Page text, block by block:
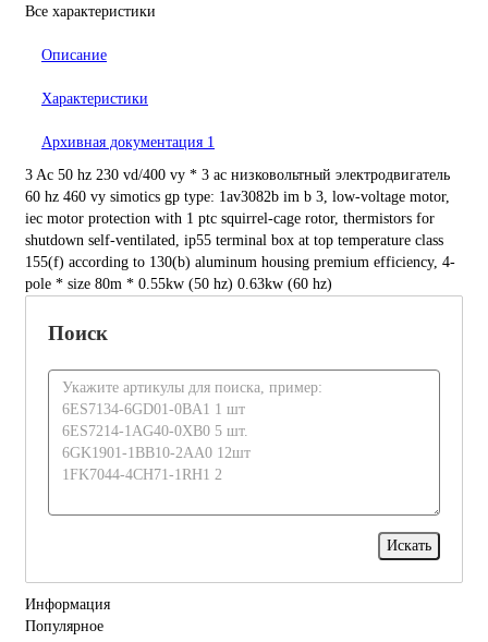
Все характеристики
Описание
Характеристики
Архивная документация 1
3 Ac 50 hz 230 vd/400 vy * 3 ac низковольтный электродвигатель
60 hz 460 vy simotics gp type: 1av3082b im b 3, low-voltage motor,
iec motor protection with 1 ptc squirrel-cage rotor, thermistors for
shutdown self-ventilated, ip55 terminal box at top temperature class
155(f) according to 130(b) aluminum housing premium efficiency, 4-
pole * size 80m * 0.55kw (50 hz) 0.63kw (60 hz)
Поиск
Информация
Популярное